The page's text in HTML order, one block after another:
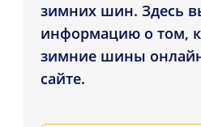
зимних шин. Здесь
информацию о том,
зимние шины
сайте.